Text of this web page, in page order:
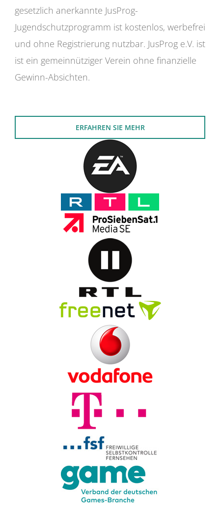
gesetzlich anerkannte JusProg-
Jugendschutzprogramm ist kostenlos, werbefrei
und ohne Registrierung nutzbar. JusProg e.V. ist
ist ein gemeinnütziger Verein ohne finanzielle
Gewinn-Absichten.
ERFAHREN SIE MEHR